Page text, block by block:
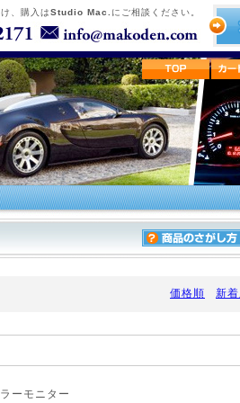
、購入はStudio Mac. にご相談ください。
価格順 新
ーモニター